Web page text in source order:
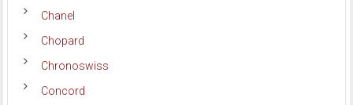
Chanel
Chopard
Chronoswiss
Concord